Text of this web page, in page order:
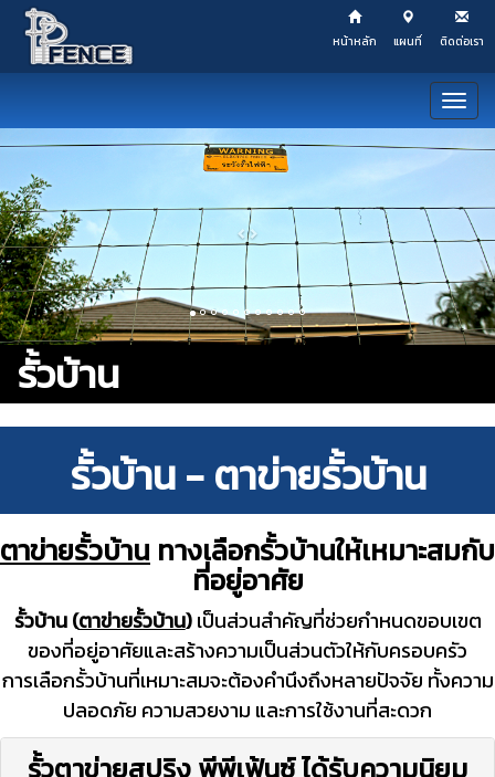
หน้าหลัก แผนที่ ติดต่อเรา
Previous
Next
รั้วบ้าน
รั้วบ้าน - ตาข่ายรั้วบ้าน
ตาข่ายรั้วบ้าน ทางเลือกรั้วบ้านให้เหมาะสมกับ
ที่อยู่อาศัย
รั้วบ้าน (ตาข่ายรั้วบ้าน)เป็นส่วนสำคัญที่ช่วยกำหนดขอบเขต
ของที่อยู่อาศัยและสร้างความเป็นส่วนตัวให้กับครอบครัว
การเลือกรั้วบ้านที่เหมาะสมจะต้องคำนึงถึงหลายปัจจัย ทั้งความ
ปลอดภัย ความสวยงาม และการใช้งานที่สะดวก
รั้วตาข่ายสปริง พีพีเฟ้นซ์ ได้รับความนิยม